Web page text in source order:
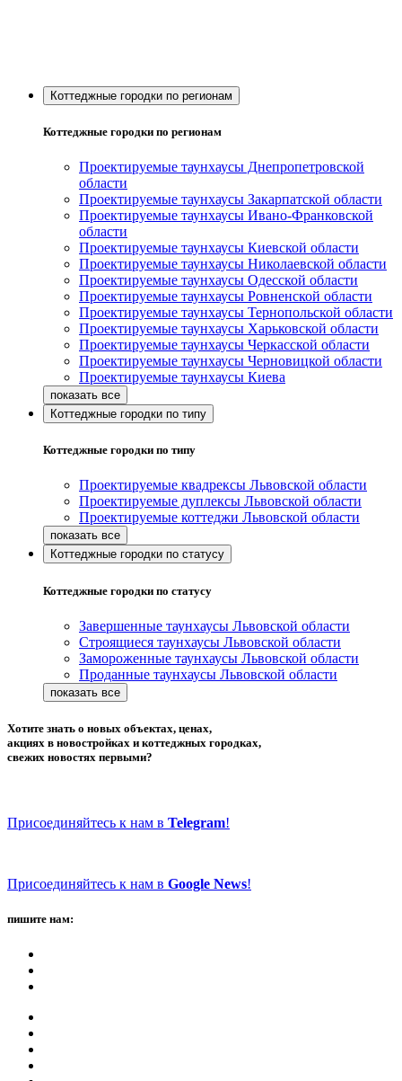
Коттеджные городки по регионам
Коттеджные городки по регионам
Проектируемые таунхаусы Днепропетровской
области
Проектируемые таунхаусы Закарпатской области
Проектируемые таунхаусы Ивано-Франковской
области
Проектируемые таунхаусы Киевской области
Проектируемые таунхаусы Николаевской области
Проектируемые таунхаусы Одесской области
Проектируемые таунхаусы Ровненской области
Проектируемые таунхаусы Тернопольской области
Проектируемые таунхаусы Харьковской области
Проектируемые таунхаусы Черкасской области
Проектируемые таунхаусы Черновицкой области
Проектируемые таунхаусы Киева
Коттеджные городки по типу
Коттеджные городки по типу
Проектируемые квадрексы Львовской области
Проектируемые дуплексы Львовской области
Проектируемые коттеджи Львовской области
Коттеджные городки по статусу
Коттеджные городки по статусу
Завершенные таунхаусы Львовской области
Строящиеся таунхаусы Львовской области
Замороженные таунхаусы Львовской области
Проданные таунхаусы Львовской области
Хотите знать о новых объектах, ценах,
акциях в новостройках и коттеджных городках,
свежих новостях первыми?
Присоединяйтесь к нам в Telegram!
Присоединяйтесь к нам в Google News!
пишите нам: